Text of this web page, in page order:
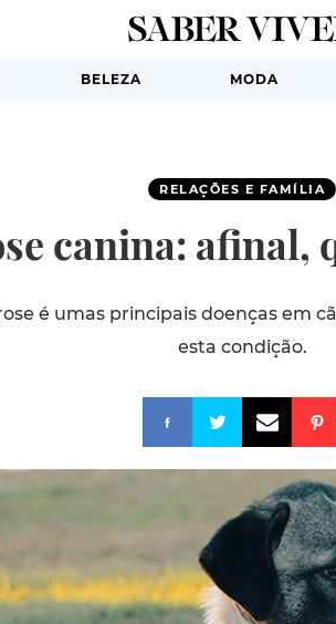
BELEZA MODA
RELAÇÕES E FAMÍLIA
canina: afinal,
é umas principais doenças em
esta condição.